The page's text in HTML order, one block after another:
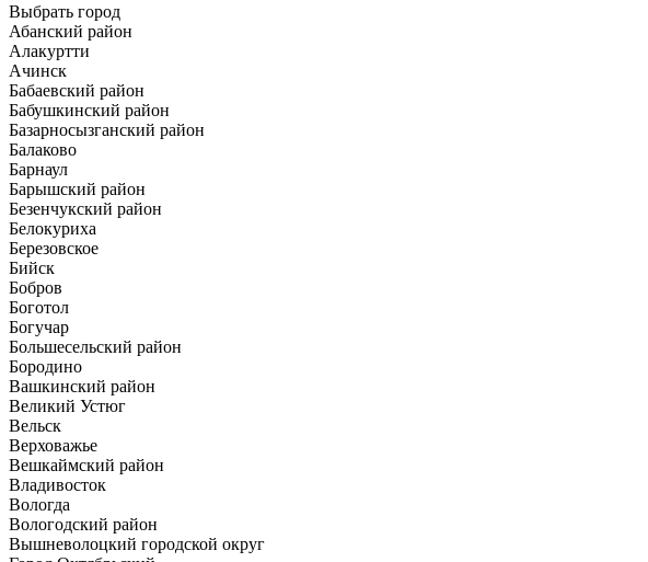
Выбрать город
Абанский район
Алакуртти
Ачинск
Бабаевский район
Бабушкинский район
Базарносызганский район
Балаково
Барнаул
Барышский район
Безенчукский район
Белокуриха
Березовское
Бийск
Бобров
Боготол
Богучар
Большесельский район
Бородино
Вашкинский район
Великий Устюг
Вельск
Верховажье
Вешкаймский район
Владивосток
Вологда
Вологодский район
Вышневолоцкий городской округ